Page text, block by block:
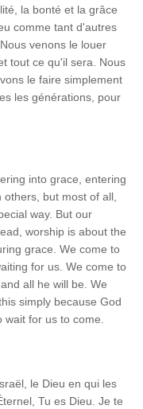
la bonté et la grâce
comme tant d'autres
venons le louer
tout ce qu'il sera. Nous
le faire simplement
les générations, pour
into grace, entering
but most of all,
way. But our
worship is about the
grace. We come to
for us. We come to
all he will be. We
simply because God
for us to come.
le Dieu en qui les
Tu es Dieu. Je te